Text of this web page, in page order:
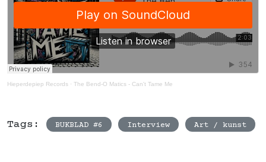
Hieperdepiep Records · The Bend-O Matics - Can't Tame Me
Tags: BUKBLAD #6 Interview Art / kunst